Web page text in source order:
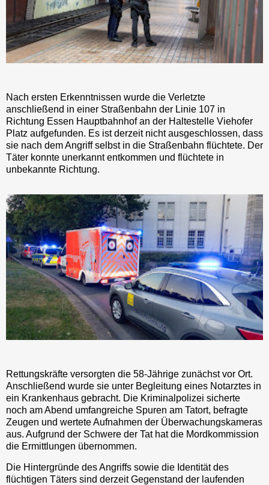
Nach ersten Erkenntnissen wurde die Verletzte
anschließend in einer Straßenbahn der Linie 107 in
Richtung Essen Hauptbahnhof an der Haltestelle Viehofer
Platz aufgefunden. Es ist derzeit nicht ausgeschlossen, dass
sie nach dem Angriff selbst in die Straßenbahn flüchtete. Der
Täter konnte unerkannt entkommen und flüchtete in
unbekannte Richtung.
Rettungskräfte versorgten die 58-Jährige zunächst vor Ort.
Anschließend wurde sie unter Begleitung eines Notarztes in
ein Krankenhaus gebracht. Die Kriminalpolizei sicherte
noch am Abend umfangreiche Spuren am Tatort, befragte
Zeugen und wertete Aufnahmen der Überwachungskameras
aus. Aufgrund der Schwere der Tat hat die Mordkommission
die Ermittlungen übernommen.
Die Hintergründe des Angriffs sowie die Identität des
flüchtigen Täters sind derzeit Gegenstand der laufenden